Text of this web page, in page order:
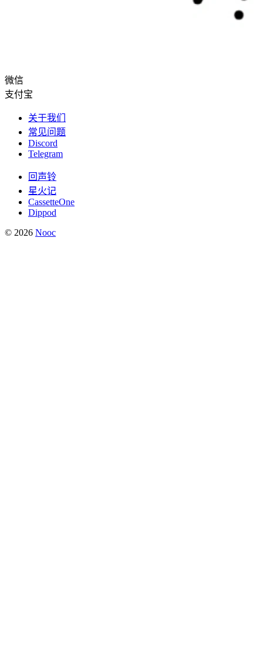
微信
支付宝
关于我们
常见问题
Discord
Telegram
回声铃
星火记
CassetteOne
Dippod
© 2026 Nooc